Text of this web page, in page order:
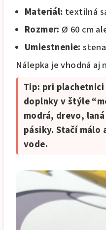
Materiál: textilná
Rozmer: Ø 60 cm
Umiestnenie:
Nálepka je vhodná aj
Tip: pri
doplnky v štýle
modrá, drevo,
pásiky. Stačí málo
vode.